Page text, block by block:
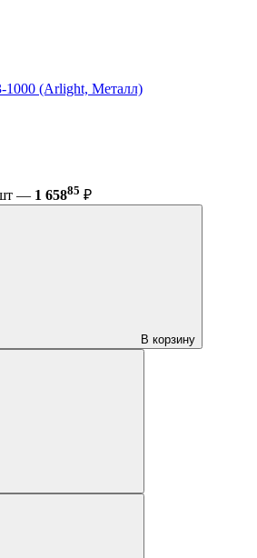
(Arlight, Металл)
шт — 1 65885 ₽
В корзину